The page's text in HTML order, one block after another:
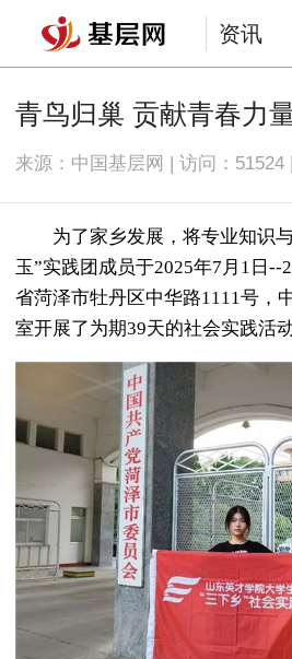
资讯
青鸟归巢 贡献青春力
来源：中国基层网 | 访问： 51524
为了家乡发展，将专业知识
玉”实践团成员于2025年7月1日--
省菏泽市牡丹区中华路1111号，
室开展了为期39天的社会实践活动